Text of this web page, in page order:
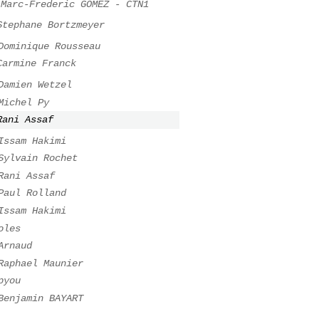
Marc-Frederic GOMEZ - CTN1
Bortzmeyer
Rousseau
Franck
Wetzel
Py
Assaf
Hakimi
Rochet
Assaf
Rolland
Hakimi
Maunier
BAYART